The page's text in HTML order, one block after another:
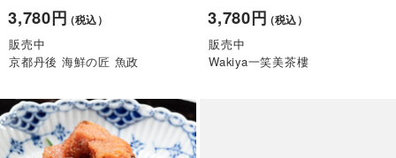
3,780円（税込）
販売中
京都丹後 海鮮の匠 魚政
3,780円（税込）
販売中
Wakiya一笑美茶樓